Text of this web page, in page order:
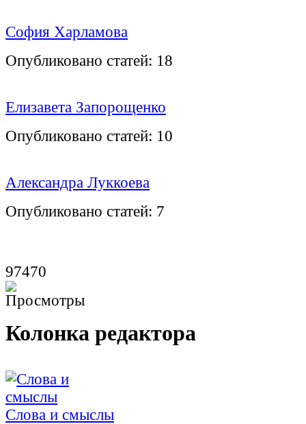
София Харламова
Опубликовано статей: 18
Елизавета Запорощенко
Опубликовано статей: 10
Александра Луккоева
Опубликовано статей: 7
97470
Колонка редактора
Слова и смыслы